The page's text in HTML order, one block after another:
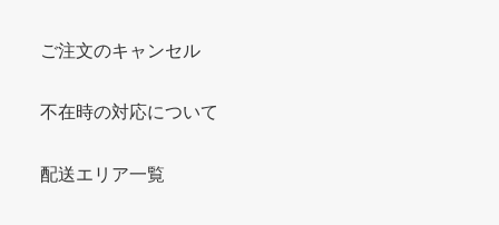
ご注文のキャンセル
不在時の対応について
配送エリア一覧